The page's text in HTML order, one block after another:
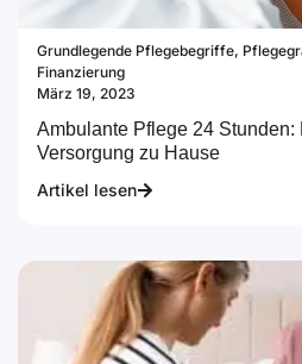
Grundlegende Pflegebegriffe,
Finanzierung
März 19, 2023
Ambulante Pflege 24 Stunden:
Versorgung zu Hause
Artikel lesen